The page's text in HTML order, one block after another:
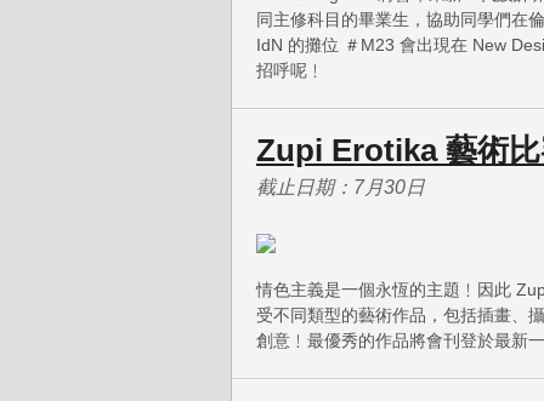
同主修科目的畢業生，協助同學們在
IdN 的攤位 ＃M23 會出現在 New
招呼呢﹗
Zupi Erotika 藝術
截止日期：7月30日
情色主義是一個永恆的主題﹗因此
受不同類型的藝術作品，包括插畫、
創意﹗最優秀的作品將會刊登於最新